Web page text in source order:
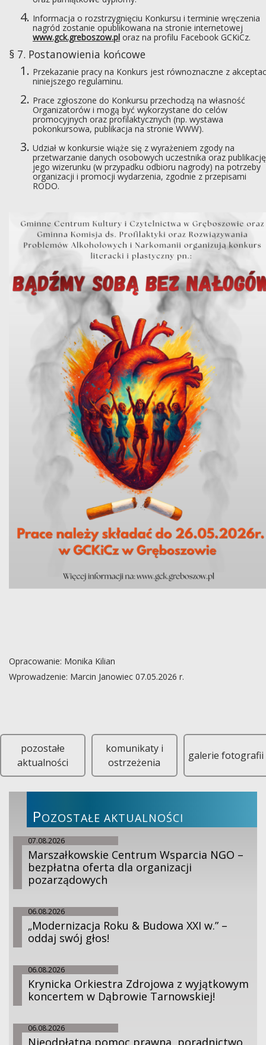
Informacja o rozstrzygnięciu Konkursu i terminie wręczenia
nagród zostanie opublikowana na stronie internetowej
www.gck.greboszow.pl oraz na profilu Facebook GCKiCz.
§ 7. Postanowienia końcowe
Przekazanie pracy na Konkurs jest równoznaczne z
niniejszego regulaminu.
Prace zgłoszone do Konkursu przechodzą na własność
Organizatorów i mogą być wykorzystane do celów
promocyjnych oraz profilaktycznych (np. wystawa
pokonkursowa, publikacja na stronie WWW).
Udział w konkursie wiąże się z wyrażeniem zgody na
przetwarzanie danych osobowych uczestnika oraz publikację
jego wizerunku (w przypadku odbioru nagrody) na potrzeby
organizacji i promocji wydarzenia, zgodnie z przepisami
RODO.
Opracowanie: Monika Kilian
Wprowadzenie: Marcin Janowiec 07.05.2026 r.
pozostałe
aktualności
komunikaty i
ostrzeżenia
galerie fotografii
POZOSTAŁE AKTUALNOŚCI
07.08.2026
Marszałkowskie Centrum Wsparcia NGO –
bezpłatna oferta dla organizacji
pozarządowych
06.08.2026
„Modernizacja Roku & Budowa XXI w.” –
oddaj swój głos!
06.08.2026
Krynicka Orkiestra Zdrojowa z wyjątkowym
koncertem w Dąbrowie Tarnowskiej!
06.08.2026